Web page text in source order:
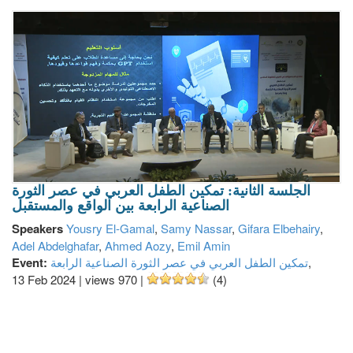
الجلسة الثانية: تمكين الطفل العربي في عصر الثورة
الصناعية الرابعة بين الواقع والمستقبل
SpeakersYousry El-Gamal, Samy Nassar, Gifara Elbehairy,
Adel Abdelghafar, Ahmed Aozy, Emil Amin
Event: تمكين الطفل العربي في عصر الثورة الصناعية الرابعة,
13 Feb 2024 | views 970 | (4)